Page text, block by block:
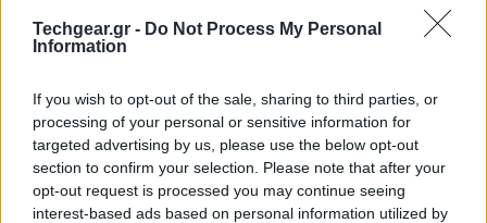
Techgear.gr - Do Not Process My Personal
Information
If you wish to opt-out of the sale, sharing to third parties, or
processing of your personal or sensitive information for
targeted advertising by us, please use the below opt-out
section to confirm your selection. Please note that after your
opt-out request is processed you may continue seeing
interest-based ads based on personal information utilized by
, ένα από τα δυνατά χαρτιά
του HTC Sense 5 UI που προσφέρει στον χρήστη
κοινωνικά δίκτυα κλπ. στην αρχική οθόνη.